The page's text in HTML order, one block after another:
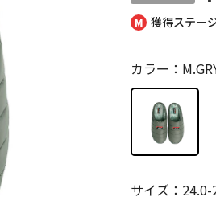
獲得ステー
カラー：
サイズ：24.0-